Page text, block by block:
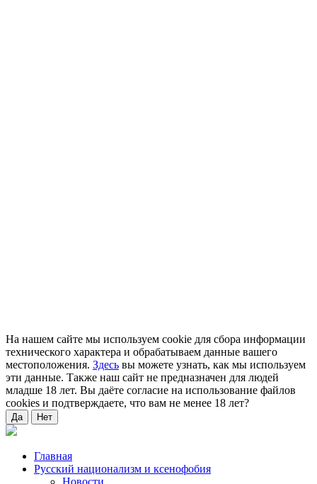
На нашем сайте мы используем cookie для сбора информации
технического характера и обрабатываем данные вашего
местоположения. Здесь вы можете узнать, как мы используем
эти данные. Также наш сайт не предназначен для людей
младше 18 лет. Вы даёте согласие на использование файлов
cookies и подтверждаете, что вам не менее 18 лет?
Да Нет
Главная
Русский национализм и ксенофобия
Новости